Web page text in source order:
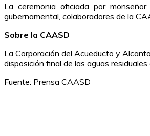
La ceremonia oficiada por
gubernamental, colaboradores de la
Sobre la CAASD
La Corporación del Acueducto y
disposición final de las aguas
Fuente: Prensa CAASD